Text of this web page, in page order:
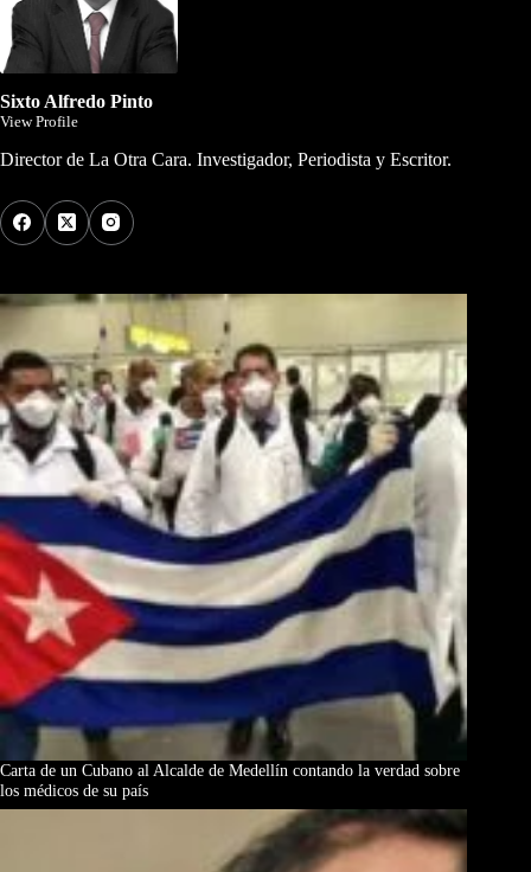
Sixto Alfredo Pinto
View Profile
Director de La Otra Cara. Investigador, Periodista y Escritor.
Carta de un Cubano al Alcalde de Medellín contando la verdad sobre
los médicos de su país